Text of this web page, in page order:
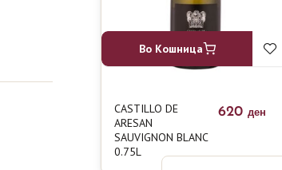
Во Кошница
CASTILLO DE
ARESAN
SAUVIGNON BLANC
0.75L
620ден